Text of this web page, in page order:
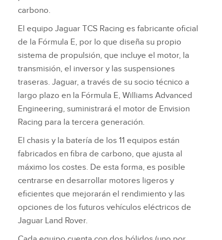
carbono.
El equipo Jaguar TCS Racing es fabricante oficial
de la Fórmula E, por lo que diseña su propio
sistema de propulsión, que incluye el motor, la
transmisión, el inversor y las suspensiones
traseras. Jaguar, a través de su socio técnico a
largo plazo en la Fórmula E, Williams Advanced
Engineering, suministrará el motor de Envision
Racing para la tercera generación.
El chasis y la batería de los 11 equipos están
fabricados en fibra de carbono, que ajusta al
máximo los costes. De esta forma, es posible
centrarse en desarrollar motores ligeros y
eficientes que mejorarán el rendimiento y las
opciones de los futuros vehículos eléctricos de
Jaguar Land Rover.